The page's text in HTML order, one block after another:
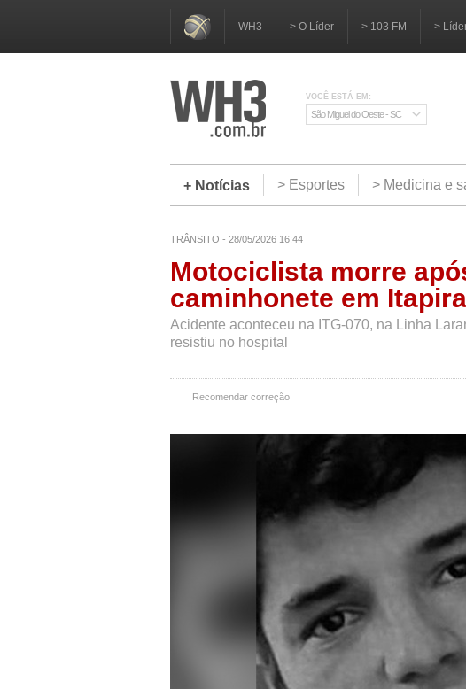
WH3 > O Líder > 103 FM >
VOCÊ ESTÁ EM:
São Miguel do Oeste - SC
+ Notícias
> Esportes > Medicina e
TRÂNSITO - 28/05/2026 16:44
Motociclista morre
caminhonete em
Acidente aconteceu na ITG-070, na Linha
resistiu no hospital
Recomendar correção